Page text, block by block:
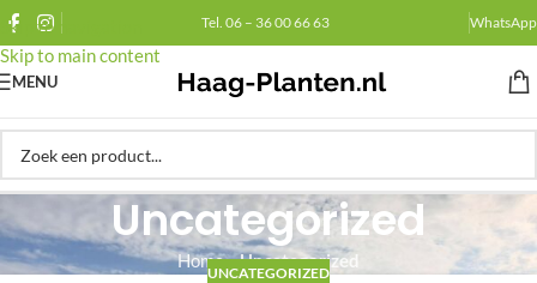
Skip to navigation
Skip to main content
Tel. 06 – 36 00 66 63 WhatsApp
MENU
Uncategorized
Home»Uncategorized
UNCATEGORIZED